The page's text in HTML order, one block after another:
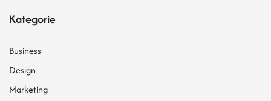
Kategorie
Business
Design
Marketing